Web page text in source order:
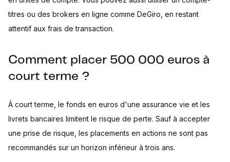
titres ou des brokers en ligne comme DeGiro, en restant
attentif aux frais de transaction.
Comment placer 500 000 euros à
court terme ?
À court terme, le fonds en euros d'une assurance vie et les
livrets bancaires limitent le risque de perte. Sauf à accepter
une prise de risque, les placements en actions ne sont pas
recommandés sur un horizon inférieur à trois ans.